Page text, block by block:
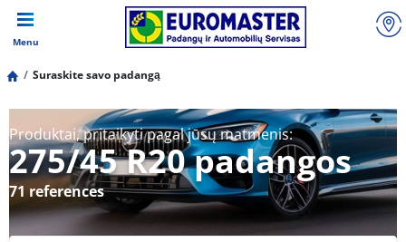
Menu
Suraskite savo padangą
Produktai, pritaikyti pagal jūsų matmenis:
275/45 R20 padangos
71 references